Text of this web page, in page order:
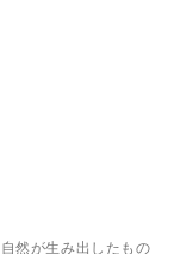
然が生み出したもの